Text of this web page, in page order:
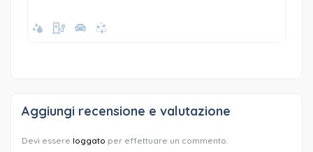
Aggiungi recensione e valutazione
Devi essere loggato per effettuare un commento.